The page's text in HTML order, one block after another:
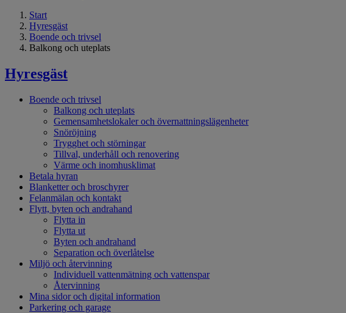
Start
Hyresgäst
Boende och trivsel
Balkong och uteplats
Hyresgäst
Boende och trivsel
Balkong och uteplats
Gemensamhetslokaler och övernattningslägenheter
Snöröjning
Trygghet och störningar
Tillval, underhåll och renovering
Värme och inomhusklimat
Betala hyran
Blanketter och broschyrer
Felanmälan och kontakt
Flytt, byten och andrahand
Flytta in
Flytta ut
Byten och andrahand
Separation och överlåtelse
Miljö och återvinning
Individuell vattenmätning och vattenspar
Återvinning
Mina sidor och digital information
Parkering och garage